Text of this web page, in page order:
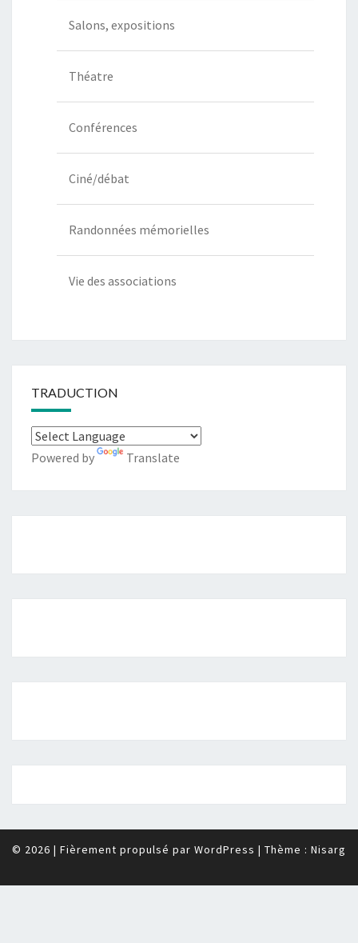
Salons, expositions
Théatre
Conférences
Ciné/débat
Randonnées mémorielles
Vie des associations
TRADUCTION
Powered by Translate
© 2026 | Fièrement propulsé par WordPress | Thème : Nisarg